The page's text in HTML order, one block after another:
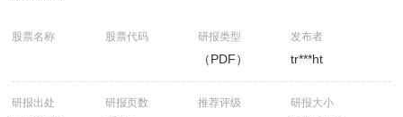
股票名称 股票代码 研报类型
（PDF）
发布者
tr***ht
研报出处 研报页数 推荐评级 研报大小